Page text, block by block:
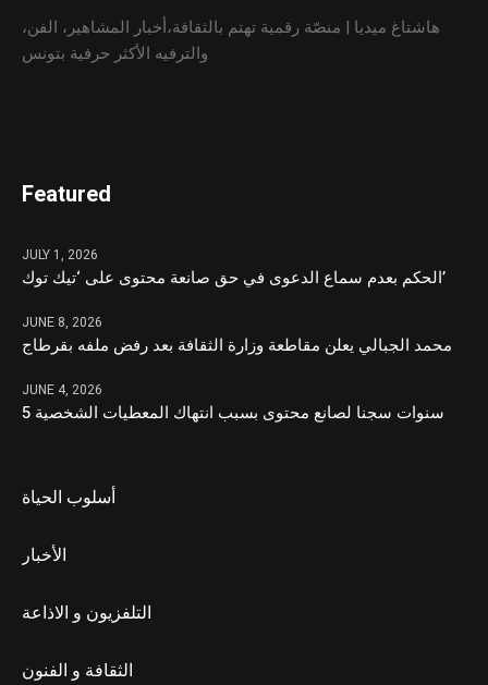
هاشتاغ ميديا | منصّة رقمية تهتم بالثقافة،أخبار المشاهير، الفن،
والترفيه الأكثر حرفية بتونس
Featured
JULY 1, 2026
الحكم بعدم سماع الدعوى في حق صانعة محتوى على ‘تيك توك’
JUNE 8, 2026
محمد الجبالي يعلن مقاطعة وزارة الثقافة بعد رفض ملفه بقرطاج
JUNE 4, 2026
5 سنوات سجنا لصانع محتوى بسبب انتهاك المعطيات الشخصية
أسلوب الحياة
الأخبار
التلفزيون و الاذاعة
الثقافة و الفنون